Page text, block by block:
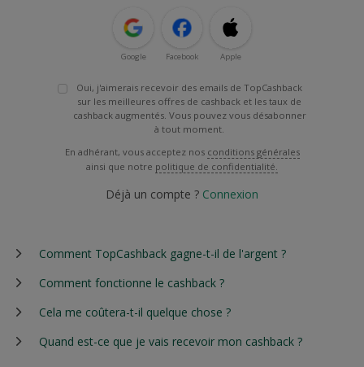
Google Facebook Apple
Oui, j'aimerais recevoir des emails de TopCashback
sur les meilleures offres de cashback et les taux de
cashback augmentés. Vous pouvez vous désabonner
à tout moment.
En adhérant, vous acceptez nos conditions générales
ainsi que notre politique de confidentialité.
Déjà un compte ? Connexion
Comment TopCashback gagne-t-il de l'argent ?
Comment fonctionne le cashback ?
Cela me coûtera-t-il quelque chose ?
Quand est-ce que je vais recevoir mon cashback ?